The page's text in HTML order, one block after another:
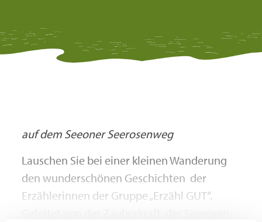
auf dem Seeoner Seerosenweg
Lauschen Sie bei einer kleinen Wanderung
den wunderschönen Geschichten der
Erzählerinnen der Gruppe „Erzähl GUT“.